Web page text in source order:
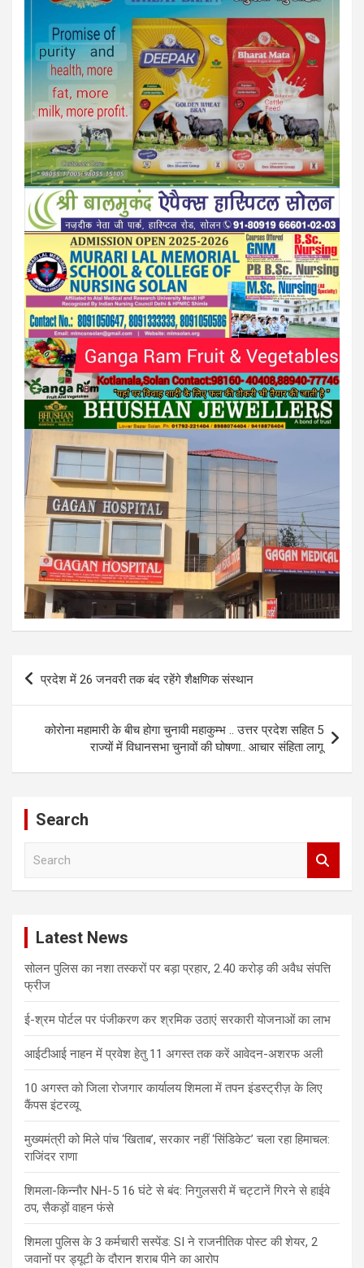
Post
navigation
प्रदेश में 26 जनवरी तक बंद रहेंगे शैक्षणिक संस्थान
कोरोना महामारी के बीच होगा चुनावी महाकुम्भ .. उत्तर प्रदेश सहित 5
राज्यों में विधानसभा चुनावों की घोषणा.. आचार संहिता लागू
Search
Latest News
सोलन पुलिस का नशा तस्करों पर बड़ा प्रहार, 2.40 करोड़ की अवैध संपत्ति
फ्रीज
ई-श्रम पोर्टल पर पंजीकरण कर श्रमिक उठाएं सरकारी योजनाओं का लाभ
आईटीआई नाहन में प्रवेश हेतु 11 अगस्त तक करें आवेदन-अशरफ अली
10 अगस्त को जिला रोजगार कार्यालय शिमला में तपन इंडस्ट्रीज़ के लिए
कैंपस इंटरव्यू
मुख्यमंत्री को मिले पांच ‘खिताब’, सरकार नहीं ‘सिंडिकेट’ चला रहा हिमाचल:
राजिंदर राणा
शिमला-किन्नौर NH-5 16 घंटे से बंद: निगुलसरी में चट्टानें गिरने से हाईवे
ठप, सैकड़ों वाहन फंसे
शिमला पुलिस के 3 कर्मचारी सस्पेंड: SI ने राजनीतिक पोस्ट की शेयर, 2
जवानों पर ड्यूटी के दौरान शराब पीने का आरोप